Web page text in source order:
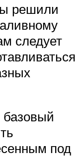
решили
следует
базовый
под